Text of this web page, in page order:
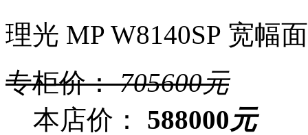
理光 MP W8140SP 宽幅
专柜价：705600元
本店价：
588000元